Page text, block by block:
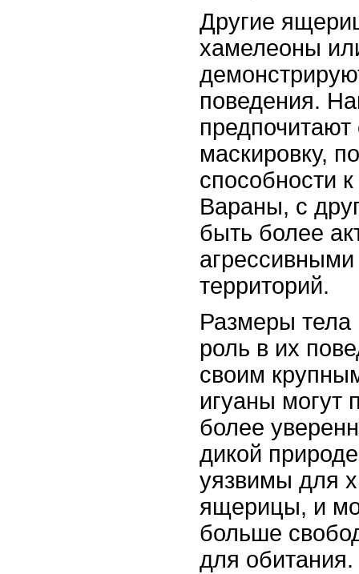
Другие
хамелеоны
поведения.
предпочитают
маскировку,
способности
Вараны, с
быть более
территорий.
Размеры тела
роль в их
своим
игуаны могут
более
дикой
уязвимы для
ящерицы, и
больше
для обитания.